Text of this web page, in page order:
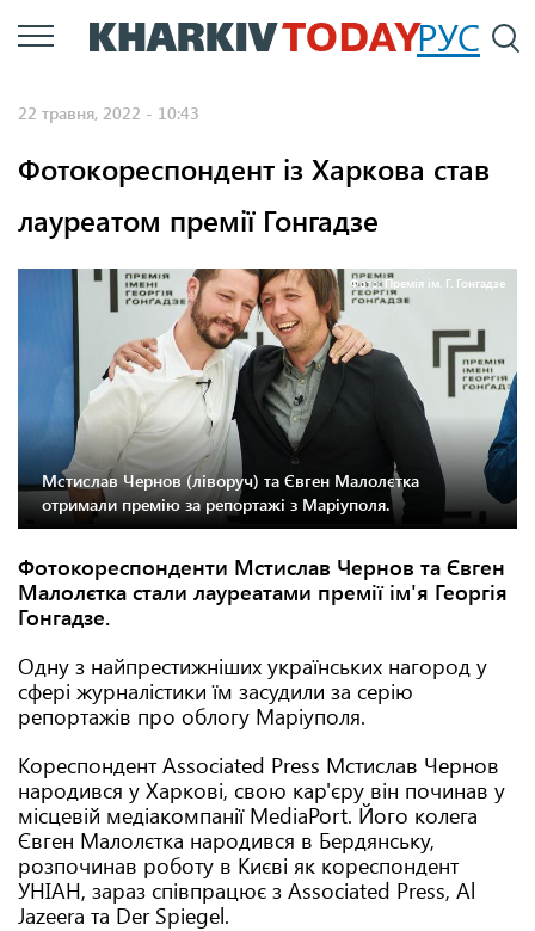
Перейти
до
РУС
22 травня, 2022 - 10:43
Фотокореспондент із Харкова став
лауреатом премії Гонгадзе
Фото: Премія ім. Г. Гонгадзе
Мстислав Чернов (ліворуч) та Євген Малолєтка
отримали премію за репортажі з Маріуполя.
Фотокореспонденти Мстислав Чернов та Євген
Малолєтка стали лауреатами премії ім'я Георгія
Гонгадзе.
Одну з найпрестижніших українських нагород у
сфері журналістики їм засудили за серію
репортажів про облогу Маріуполя.
Кореспондент Associated Press Мстислав Чернов
народився у Харкові, свою кар'єру він починав у
місцевій медіакомпанії MediaPort. Його колега
Євген Малолєтка народився в Бердянську,
розпочинав роботу в Києві як кореспондент
УНІАН, зараз співпрацює з Associated Press, Al
Jazeera та Der Spiegel.